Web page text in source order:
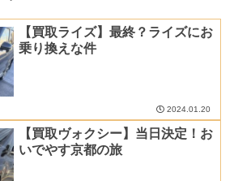
【買取ライズ】最終？ライズにお
乗り換えな件
2024.01.20
【買取ヴォクシー】当日決定！お
いでやす京都の旅